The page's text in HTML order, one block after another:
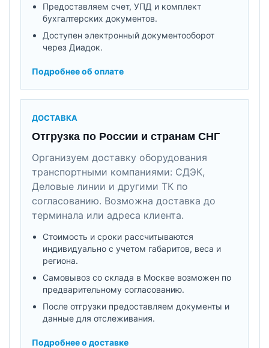
Предоставляем счет, УПД и комплект
бухгалтерских документов.
Доступен электронный документооборот
через Диадок.
Подробнее об оплате
ДОСТАВКА
Отгрузка по России и странам СНГ
Организуем доставку оборудования
транспортными компаниями: СДЭК,
Деловые линии и другими ТК по
согласованию. Возможна доставка до
терминала или адреса клиента.
Стоимость и сроки рассчитываются
индивидуально с учетом габаритов, веса и
региона.
Самовывоз со склада в Москве возможен по
предварительному согласованию.
После отгрузки предоставляем документы и
данные для отслеживания.
Подробнее о доставке